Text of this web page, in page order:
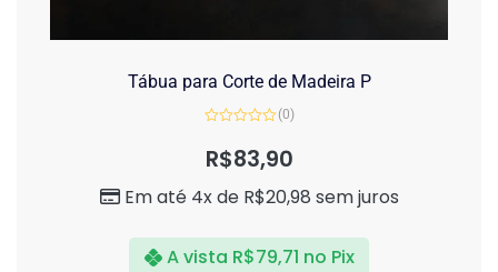
Tábua para Corte de Madeira P
de
(0)
R$83,90
Em até 4x de R$20,98 sem juros
A vista R$79,71 no Pix